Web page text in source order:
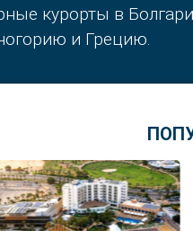
курорты в
и Грецию.